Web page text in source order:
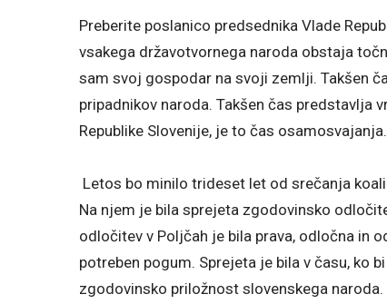
Preberite poslanico predsednika Vlade
vsakega državotvornega naroda obstaja
sam svoj gospodar na svoji zemlji. Takšen
pripadnikov naroda. Takšen čas predstavlja
Republike Slovenije, je to čas osamosvajanja.
Letos bo minilo trideset let od srečanja
Na njem je bila sprejeta zgodovinsko
odločitev v Poljčah je bila prava, odločna in
potreben pogum. Sprejeta je bila v času, ko
zgodovinsko priložnost slovenskega